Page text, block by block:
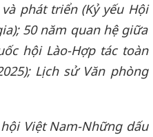
phát triển (Kỷ yếu Hội
50 năm quan hệ giữa
hội Lào-Hợp tác toàn
Lịch sử Văn phòng
Việt Nam-Những dấu